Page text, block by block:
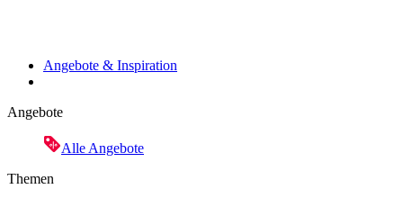
Angebote & Inspiration
Angebote
Alle Angebote
Themen